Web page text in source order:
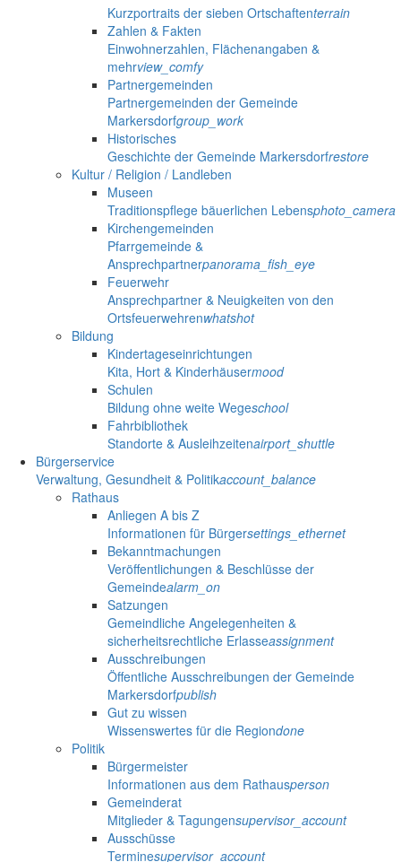
Kurzportraits der sieben Ortschaftenterrain
Zahlen & Fakten
Einwohnerzahlen, Flächenangaben &
mehrview_comfy
Partnergemeinden
Partnergemeinden der Gemeinde
Markersdorfgroup_work
Historisches
Geschichte der Gemeinde Markersdorfrestore
Kultur / Religion / Landleben
Museen
Traditionspflege bäuerlichen Lebensphoto_camera
Kirchengemeinden
Pfarrgemeinde &
Ansprechpartnerpanorama_fish_eye
Feuerwehr
Ansprechpartner & Neuigkeiten von den
Ortsfeuerwehrenwhatshot
Bildung
Kindertageseinrichtungen
Kita, Hort & Kinderhäusermood
Schulen
Bildung ohne weite Wegeschool
Fahrbibliothek
Standorte & Ausleihzeitenairport_shuttle
Bürgerservice
Verwaltung, Gesundheit & Politikaccount_balance
Rathaus
Anliegen A bis Z
Informationen für Bürgersettings_ethernet
Bekanntmachungen
Veröffentlichungen & Beschlüsse der
Gemeindealarm_on
Satzungen
Gemeindliche Angelegenheiten &
sicherheitsrechtliche Erlasseassignment
Ausschreibungen
Öffentliche Ausschreibungen der Gemeinde
Markersdorfpublish
Gut zu wissen
Wissenswertes für die Regiondone
Politik
Bürgermeister
Informationen aus dem Rathausperson
Gemeinderat
Mitglieder & Tagungensupervisor_account
Ausschüsse
Terminesupervisor_account